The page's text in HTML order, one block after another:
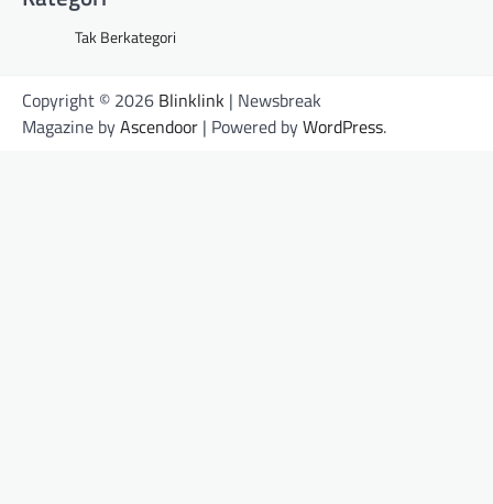
Tak Berkategori
Copyright © 2026 Blinklink | Newsbreak
Magazine byAscendoor | Powered byWordPress.